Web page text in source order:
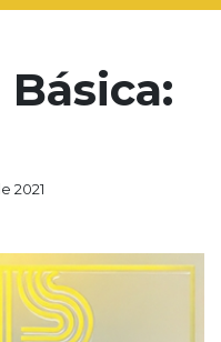
2021